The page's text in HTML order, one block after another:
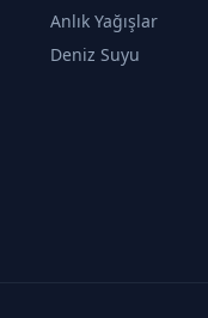
Anlık Yağışlar
Deniz Suyu